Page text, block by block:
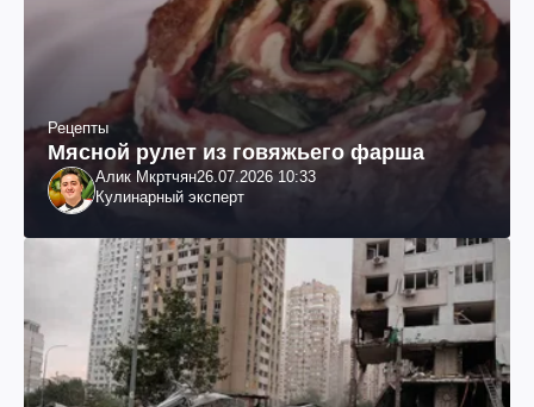
Рецепты
Мясной рулет из говяжьего фарша
Алик Мкртчян26.07.2026 10:33
Кулинарный эксперт